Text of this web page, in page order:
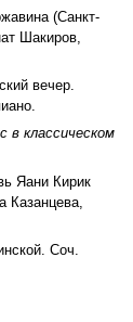
(Санкт-
Шакиров,
вечер.
в классическом
Яани Кирик
Казанцева,
Соч.